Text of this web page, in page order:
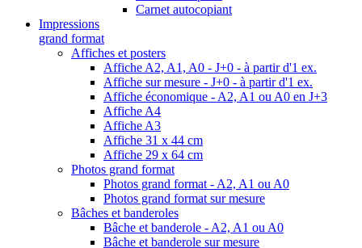
Carnet autocopiant
Impressions
grand format
Affiches et posters
Affiche A2, A1, A0 - J+0 - à partir d'1 ex.
Affiche sur mesure - J+0 - à partir d'1 ex.
Affiche économique - A2, A1 ou A0 en J+3
Affiche A4
Affiche A3
Affiche 31 x 44 cm
Affiche 29 x 64 cm
Photos grand format
Photos grand format - A2, A1 ou A0
Photos grand format sur mesure
Bâches et banderoles
Bâche et banderole - A2, A1 ou A0
Bâche et banderole sur mesure